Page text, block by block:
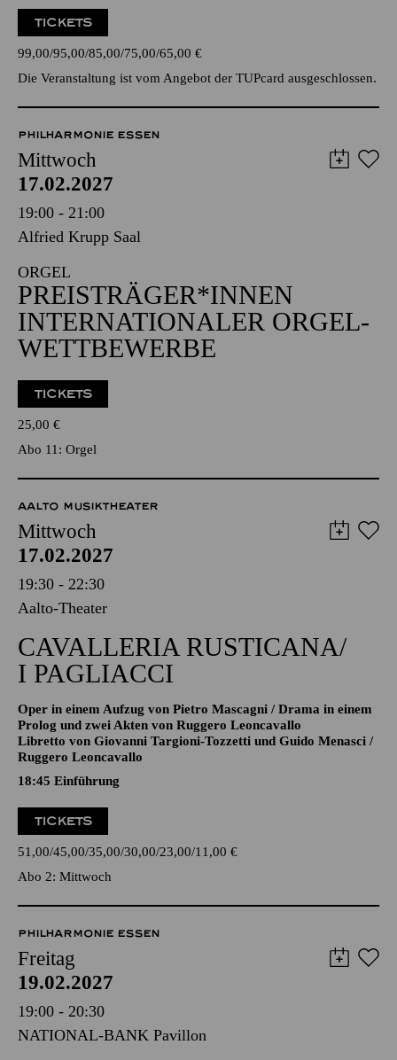
Werke von Carl Orff, Maurice Ravel
Veranstalter: Pro Arte Konzert GmbH
TICKETS
99,00 95,00 85,00 75,00 65,00€
Die Veranstaltung ist vom Angebot der TUPcard ausgeschlossen.
PHILHARMONIE ESSEN
Mittwoch
17.02.2027
19:00 - 21:00
Alfried Krupp Saal
ORGEL
PREISTRÄGER*­INNEN
INTER­NATIONALER ORGEL­
WETT­BEWERBE
TICKETS
25,00€
Abo 11: Orgel
AALTO MUSIKTHEATER
Mittwoch
17.02.2027
19:30 - 22:30
Aalto-Theater
CAVALLERIA RUSTICANA/
I PAGLIACCI
Oper in einem Aufzug von Pietro Mascagni / Drama in einem
Prolog und zwei Akten von Ruggero Leoncavallo
Ruggero Leoncavallo
18:45 Einführung
TICKETS
51,00 45,00 35,00 30,00 23,00 11,00€
Abo 2: Mittwoch
PHILHARMONIE ESSEN
Freitag
19.02.2027